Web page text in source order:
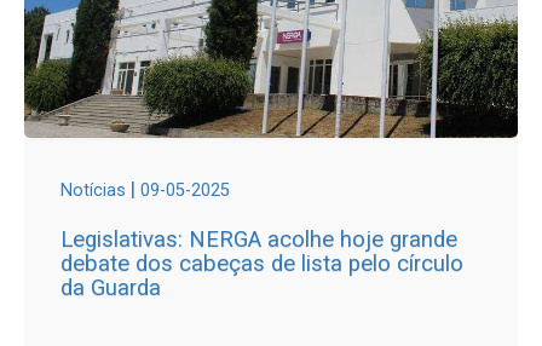
Notícias | 09-05-2025
Legislativas: NERGA acolhe hoje grande
debate dos cabeças de lista pelo círculo
da Guarda